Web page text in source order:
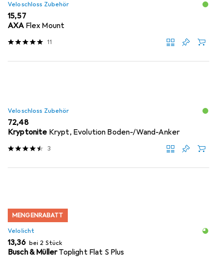
Veloschloss Zubehör
EUR
15,57
AXA Flex Mount
11
Veloschloss Zubehör
EUR
72,48
Kryptonite Krypt, Evolution Boden-/Wand-Anker
3
MENGENRABATT
Velolicht
EUR
13,36 bei 2 Stück
Busch & MüllerToplight Flat S Plus